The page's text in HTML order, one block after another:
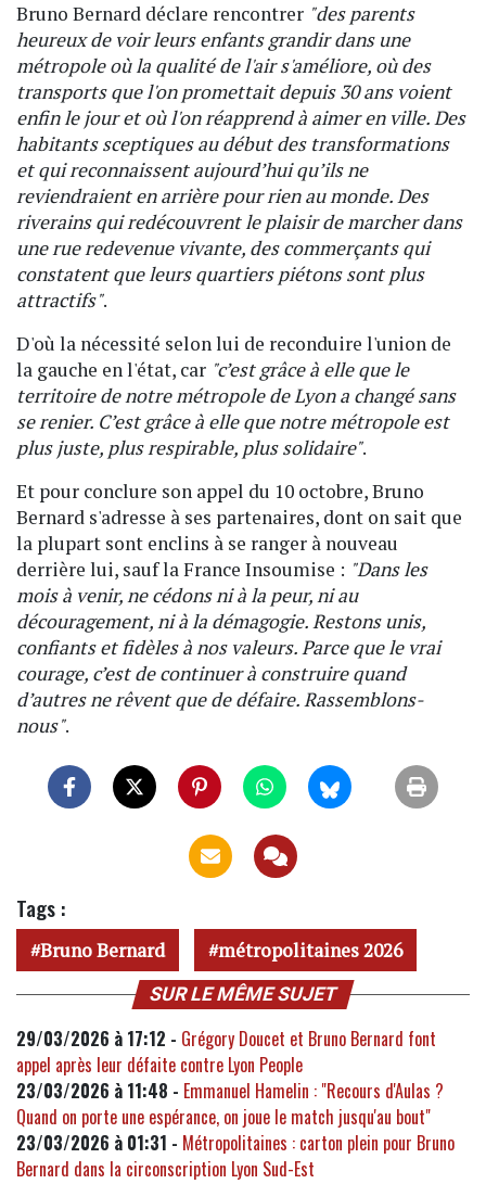
Bruno Bernard déclare rencontrer "des parents
heureux de voir leurs enfants grandir dans une
métropole où la qualité de l'air s'améliore, où des
transports que l'on promettait depuis 30 ans voient
enfin le jour et où l'on réapprend à aimer en ville. Des
habitants sceptiques au début des transformations
et qui reconnaissent aujourd’hui qu’ils ne
reviendraient en arrière pour rien au monde. Des
riverains qui redécouvrent le plaisir de marcher dans
une rue redevenue vivante, des commerçants qui
constatent que leurs quartiers piétons sont plus
attractifs".
D'où la nécessité selon lui de reconduire l'union de
la gauche en l'état, car "c’est grâce à elle que le
territoire de notre métropole de Lyon a changé sans
se renier. C’est grâce à elle que notre métropole est
plus juste, plus respirable, plus solidaire".
Et pour conclure son appel du 10 octobre, Bruno
Bernard s'adresse à ses partenaires, dont on sait que
la plupart sont enclins à se ranger à nouveau
derrière lui, sauf la France Insoumise : "Dans les
mois à venir, ne cédons ni à la peur, ni au
découragement, ni à la démagogie. Restons unis,
confiants et fidèles à nos valeurs. Parce que le vrai
courage, c’est de continuer à construire quand
d’autres ne rêvent que de défaire. Rassemblons-
nous".
Tags :
Bruno Bernard métropolitaines 2026
SUR LE MÊME SUJET
29/03/2026 à 17:12 - Grégory Doucet et Bruno Bernard font
appel après leur défaite contre Lyon People
23/03/2026 à 11:48 - Emmanuel Hamelin : "Recours d'Aulas ?
Quand on porte une espérance, on joue le match jusqu'au bout"
23/03/2026 à 01:31 - Métropolitaines : carton plein pour Bruno
Bernard dans la circonscription Lyon Sud-Est